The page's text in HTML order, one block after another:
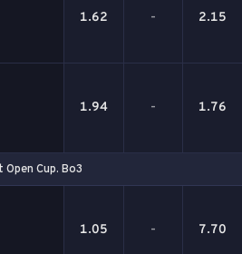
1.62 - 2.15
1.94 - 1.76
Cup. Bo3
1.05 - 7.70